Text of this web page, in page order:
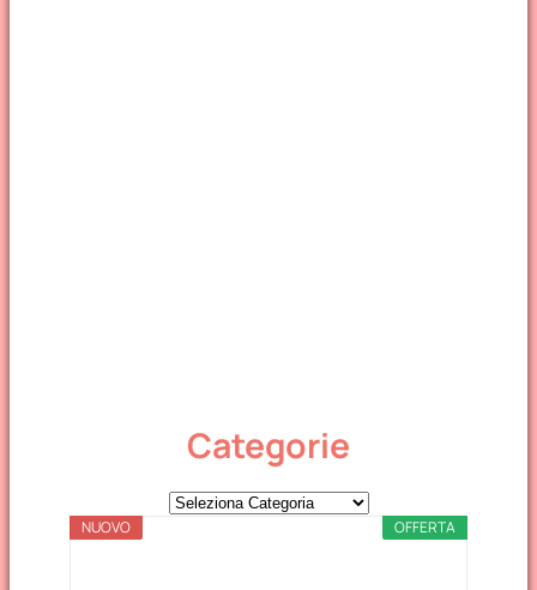
Categorie
C
OFFERTA
NUOVO